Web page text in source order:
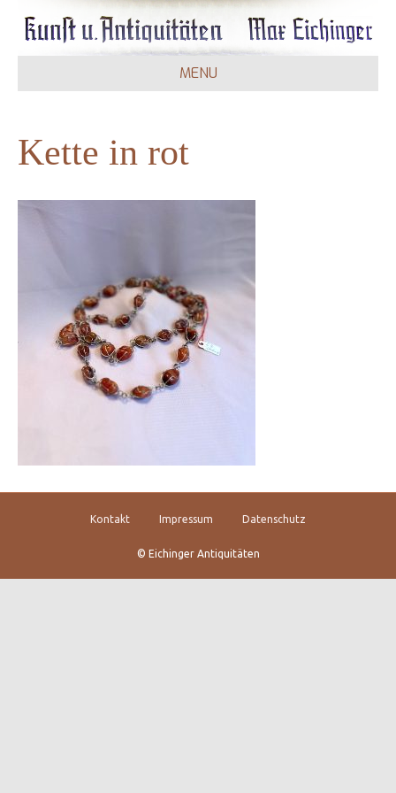
MENU
Kette in rot
Kontakt Impressum Datenschutz
© Eichinger Antiquitäten